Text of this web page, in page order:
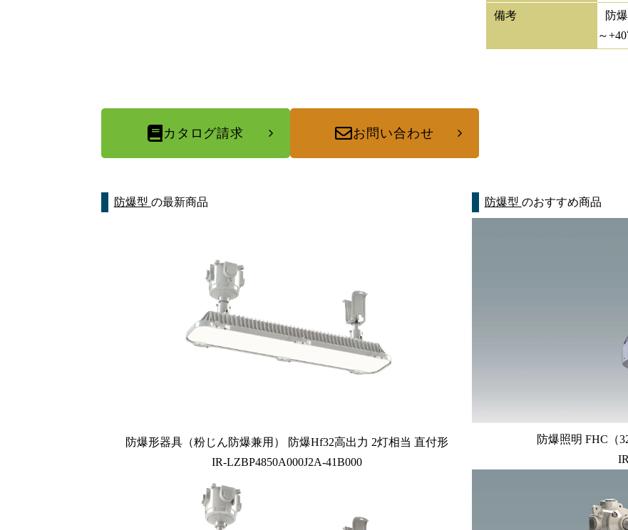
備考
防
～
カタログ請求 お問い合わせ
防爆型 の最新商品
防爆形器具（粉じん防爆兼用） 防爆Hf32高出力 2灯相当 直付形
IR-LZBP4850A000J2A-41B000
防爆型 のおすすめ商品
防爆照明 FHC（